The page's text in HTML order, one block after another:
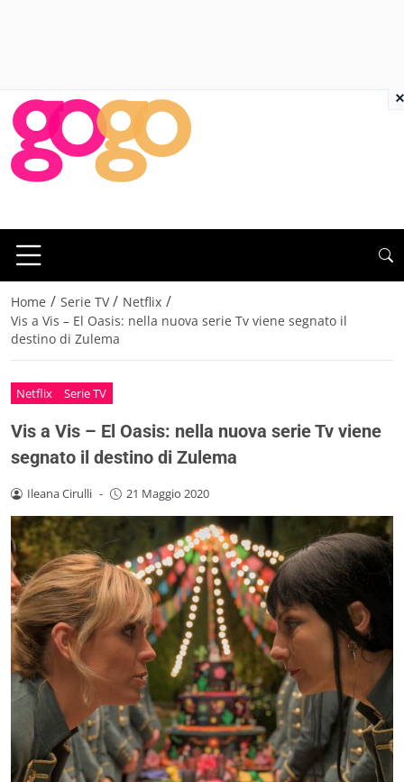
Home / Serie TV / Netflix /
Vis a Vis – El Oasis: nella nuova serie Tv viene segnato il
destino di Zulema
Netflix Serie TV
Vis a Vis – El Oasis: nella nuova serie Tv viene
segnato il destino di Zulema
Ileana Cirulli - 21 Maggio 2020
×